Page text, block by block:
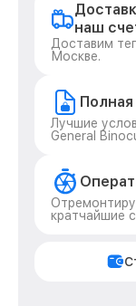
наш
Доставим
Москве.
Полная
Лучшие
General
кратчайшие